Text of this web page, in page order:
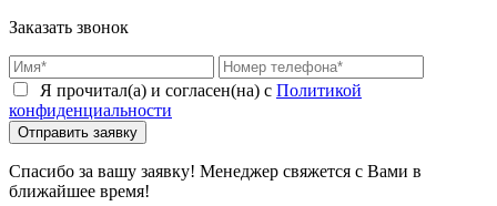
Заказать звонок
Я прочитал(а) и согласен(на) с Политикой
конфиденциальности
Спасибо за вашу заявку! Менеджер свяжется с Вами в
ближайшее время!